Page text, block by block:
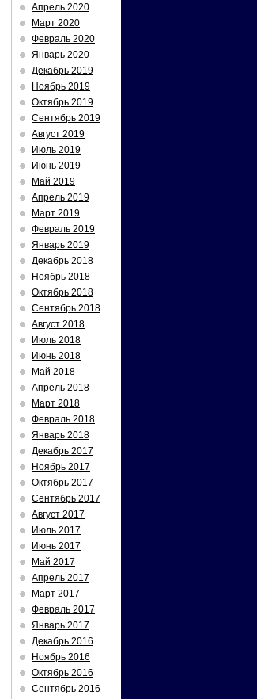
Апрель 2020
Март 2020
Февраль 2020
Январь 2020
Декабрь 2019
Ноябрь 2019
Октябрь 2019
Сентябрь 2019
Август 2019
Июль 2019
Июнь 2019
Май 2019
Апрель 2019
Март 2019
Февраль 2019
Январь 2019
Декабрь 2018
Ноябрь 2018
Октябрь 2018
Сентябрь 2018
Август 2018
Июль 2018
Июнь 2018
Май 2018
Апрель 2018
Март 2018
Февраль 2018
Январь 2018
Декабрь 2017
Ноябрь 2017
Октябрь 2017
Сентябрь 2017
Август 2017
Июль 2017
Июнь 2017
Май 2017
Апрель 2017
Март 2017
Февраль 2017
Январь 2017
Декабрь 2016
Ноябрь 2016
Октябрь 2016
Сентябрь 2016